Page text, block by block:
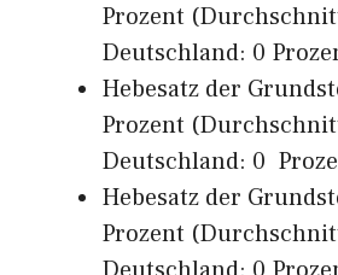
Prozent
Deutschland: 0
Hebesatz der
Prozent
Deutschland: 0
Hebesatz der
Prozent